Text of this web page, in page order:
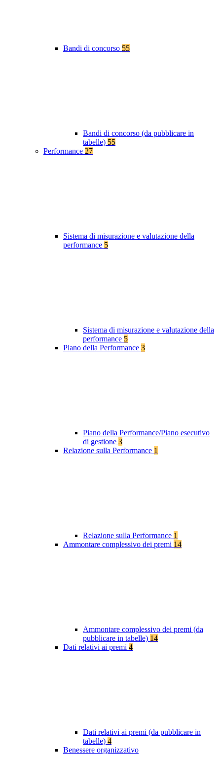
Bandi di concorso 55
Bandi di concorso (da pubblicare in
tabelle) 55
Performance 27
Sistema di misurazione e valutazione della
performance 5
Sistema di misurazione e valutazione della
performance 5
Piano della Performance 3
Piano della Performance/Piano esecutivo
di gestione 3
Relazione sulla Performance 1
Relazione sulla Performance 1
Ammontare complessivo dei premi 14
Ammontare complessivo dei premi (da
pubblicare in tabelle) 14
Dati relativi ai premi 4
Dati relativi ai premi (da pubblicare in
tabelle) 4
Benessere organizzativo